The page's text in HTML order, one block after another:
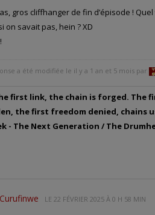
gros cliffhanger de fin d’épisode !
on savait pas, hein ? XD
a été modifiée le il y a 1 an et 5 mois par
first link, the chain is forged. The
the first freedom denied, chains
- The Next Generation / The
LE 22 FÉVRIER 2025 À 0 H 58 MIN